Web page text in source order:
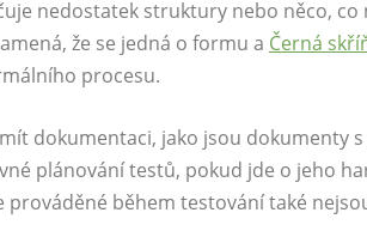
nedostatek struktury nebo něco, co
že se jedná o formu a Černá
procesu.
dokumentaci, jako jsou dokumenty
plánování testů, pokud jde o jeho
prováděné během testování také